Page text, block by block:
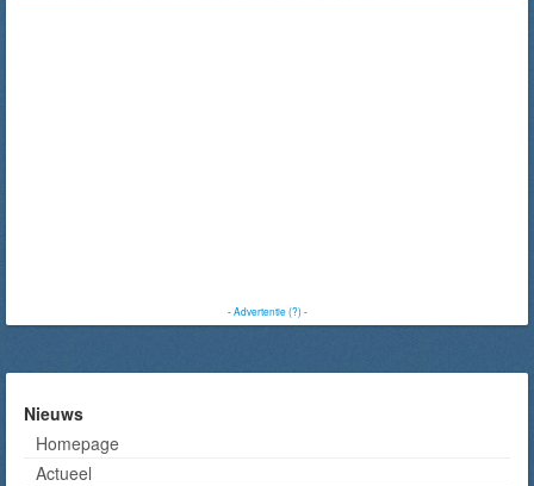
-Advertentie (?)-
Nieuws
Homepage
Actueel